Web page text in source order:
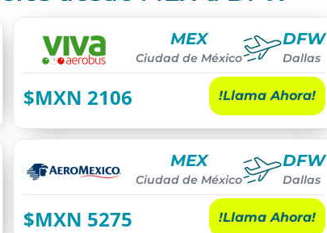
MEX
Ciudad de México
DFW
Dallas
$MXN 2106 !Llama Ahora!
MEX
Ciudad de México
DFW
Dallas
$MXN 5275 !Llama Ahora!